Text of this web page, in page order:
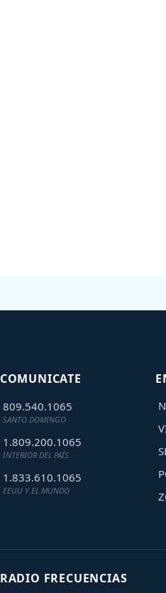
COMUNICATE
809.540.1065
SANTO DOMINGO
1.809.200.1065
INTERIOR DEL PAÍS
1.833.610.1065
EEUU Y EL MUNDO
RADIO FRECUENCIAS